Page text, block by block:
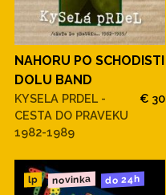
NAHORU PO SCHODISTI
DOLU BAND
KYSELA PRDEL -
CESTA DO PRAVEKU
1982-1989
€ 30
lp novinka do 24h